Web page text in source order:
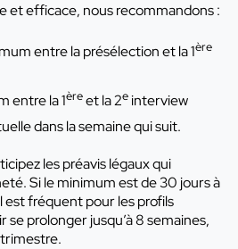
et efficace, nous recommandons :
entre la présélection et la 1ère
entre la 1èreet la 2einterview
dans la semaine qui suit.
les préavis légaux qui
Si le minimum est de 30 jours à
est fréquent pour les profils
prolonger jusqu’à 8 semaines,